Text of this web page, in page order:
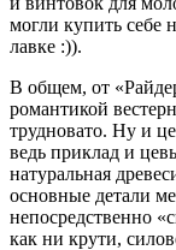
могли купить себе
лавке :)).
В общем, от
романтикой
трудновато. Ну и
ведь приклад и
натуральная
основные детали
непосредственно
как ни крути,